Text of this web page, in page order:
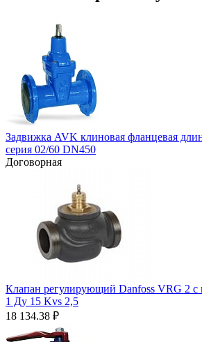
Задвижка AVK клиновая фланцевая
серия 02/60 DN450
Договорная
Клапан регулирующий Danfoss VRG 2 с
1 Ду 15 Kvs 2,5
18 134.38 ₽